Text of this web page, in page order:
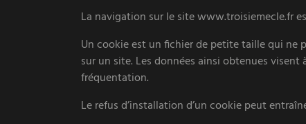
La navigation sur le site www.troisiemecle.fr
Un cookie est un fichier de petite taille qui ne
sur un site. Les données ainsi obtenues
fréquentation.
Le refus d’installation d’un cookie peut